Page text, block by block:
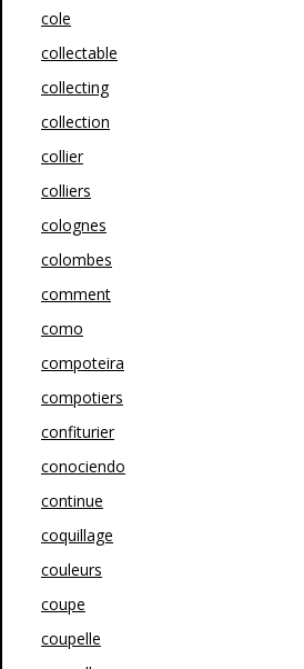
cole
collectable
collecting
collection
collier
colliers
colognes
colombes
comment
como
compoteira
compotiers
confiturier
conociendo
continue
coquillage
couleurs
coupe
coupelle